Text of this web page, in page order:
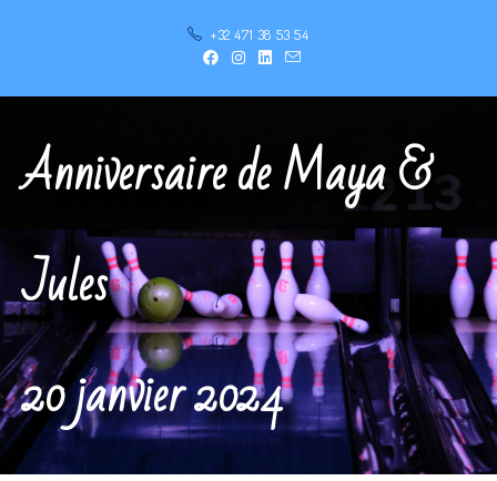
+32 471 38 53 54
Anniversaire de Maya &
Jules
20 janvier 2024